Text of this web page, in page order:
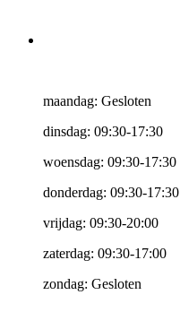
maandag: Gesloten
dinsdag: 09:30-17:30
woensdag: 09:30-17:30
donderdag: 09:30-17:30
vrijdag: 09:30-20:00
zaterdag: 09:30-17:00
zondag: Gesloten